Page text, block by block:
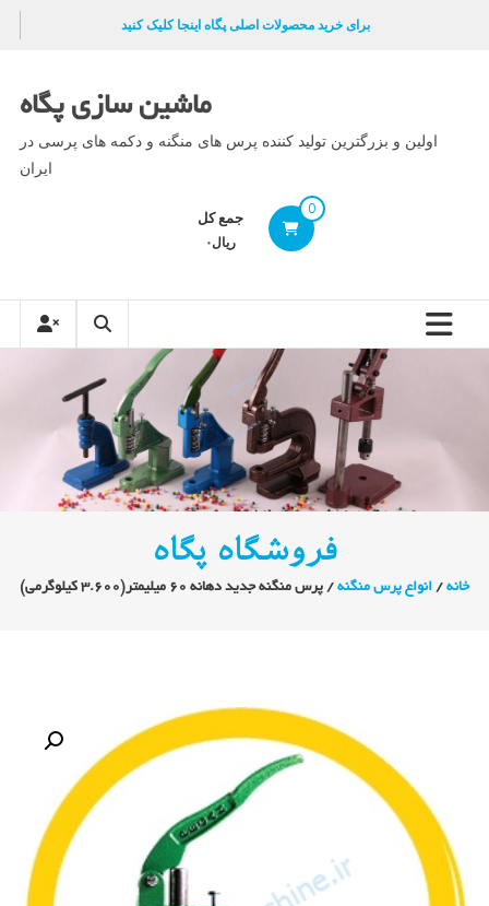
برای خرید محصولات اصلی پگاه اینجا کلیک کنید
ماشین سازی پگاه
اولین و بزرگترین تولید کننده پرس های منگنه و دکمه های پرسی در
ایران
0 جمع کل
ریال۰
فروشگاه پگاه
خانه / انواع پرس منگنه / پرس منگنه جدید دهانه 60 میلیمتر(3.600 کیلوگرمی)